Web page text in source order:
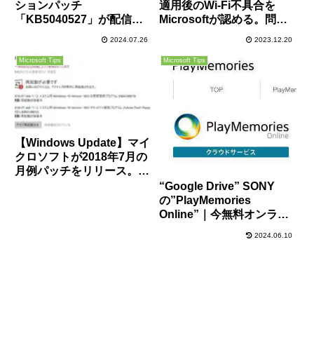
ションパッチ
「KB5040527」が配信開
失敗する不具合、既知の不
具合などが修正！必要に応
じてインストールを
2024.07.26
適用後のWi-Fi不具合を
Microsoftが認める。問題
2023.12.20
Microsoft Tips
【Windows Update】マイ
クロソフトが2018年7月の
月例パッチをリリース。一
Microsoft Tips
“Google Drive” SONY
の”PlayMemories
Online”｜今無料オンライ
2024.06.10